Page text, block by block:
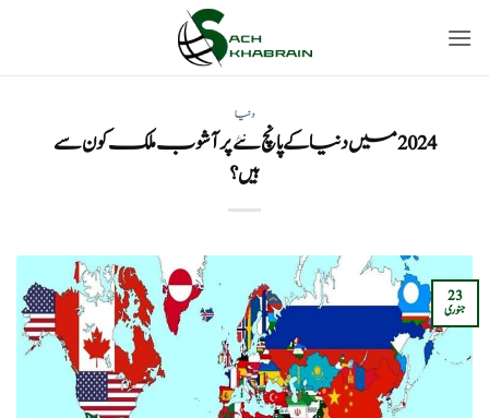
دنیا
2024 میں دنیا کے پانچ نئے پرآشوب ملک کون سے
ہیں؟
23
جنوری